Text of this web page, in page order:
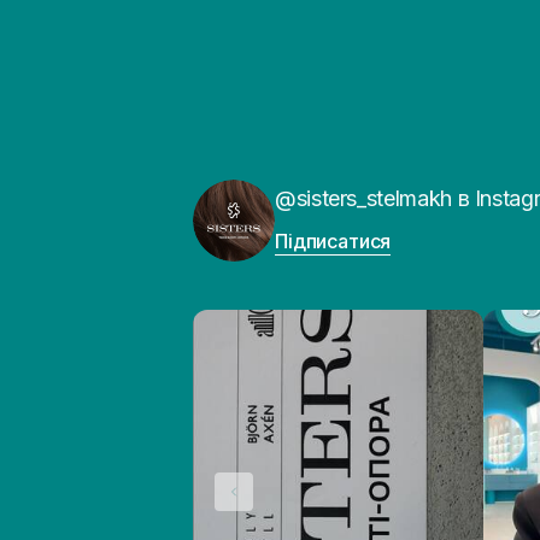
@sisters_stelmakh в
Підписатися